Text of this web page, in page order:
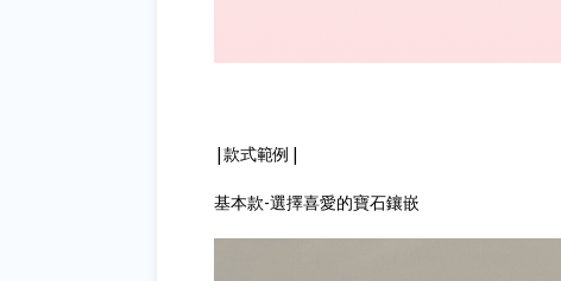
|款式範例|
基本款-選擇喜愛的寶石鑲嵌